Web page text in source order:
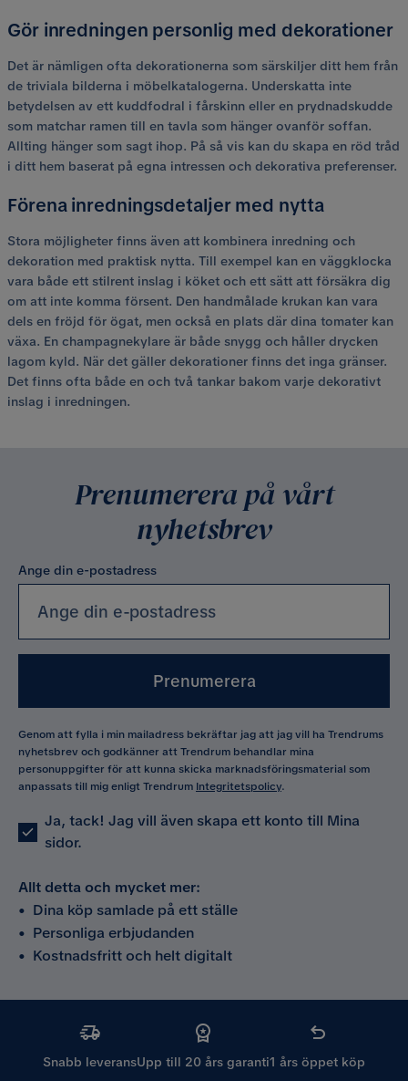
Gör inredningen personlig med dekorationer
Det är nämligen ofta dekorationerna som särskiljer ditt hem från
de triviala bilderna i möbelkatalogerna. Underskatta inte
betydelsen av ett kuddfodral i fårskinn eller en prydnadskudde
som matchar ramen till en tavla som hänger ovanför soffan.
Allting hänger som sagt ihop. På så vis kan du skapa en röd tråd
i ditt hem baserat på egna intressen och dekorativa preferenser.
Förena inredningsdetaljer med nytta
Stora möjligheter finns även att kombinera inredning och
dekoration med praktisk nytta. Till exempel kan en väggklocka
vara både ett stilrent inslag i köket och ett sätt att försäkra dig
om att inte komma försent. Den handmålade krukan kan vara
dels en fröjd för ögat, men också en plats där dina tomater kan
växa. En champagnekylare är både snygg och håller drycken
lagom kyld. När det gäller dekorationer finns det inga gränser.
Det finns ofta både en och två tankar bakom varje dekorativt
inslag i inredningen.
Prenumerera på vårt
nyhetsbrev
Ange din e-postadress
Prenumerera
Genom att fylla i min mailadress bekräftar jag att jag vill ha Trendrums
nyhetsbrev och godkänner att Trendrum behandlar mina
personuppgifter för att kunna skicka marknadsföringsmaterial som
anpassats till mig enligt Trendrum Integritetspolicy.
Ja, tack! Jag vill även skapa ett konto till Mina
sidor.
Allt detta och mycket mer:
• Dina köp samlade på ett ställe
• Personliga erbjudanden
• Kostnadsfritt och helt digitalt
Snabb leveransUpp till 20 års garanti1 års öppet köp